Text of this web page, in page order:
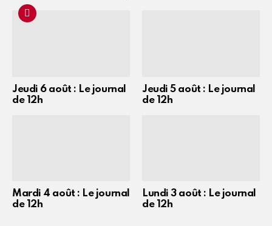
Jeudi 6 août : Le journal
de 12h
Jeudi 5 août : Le journal
de 12h
Mardi 4 août : Le journal
de 12h
Lundi 3 août : Le journal
de 12h